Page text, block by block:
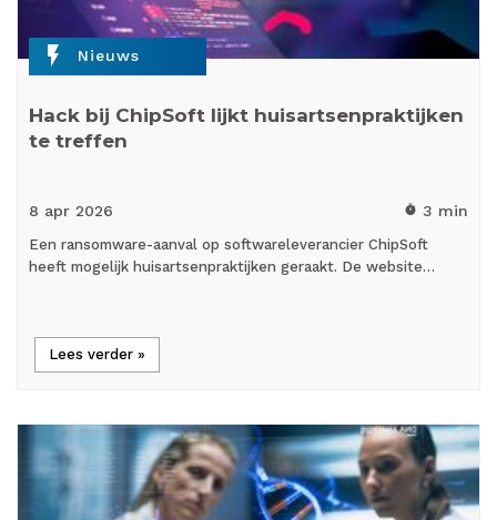
flash_on Nieuws
Hack bij ChipSoft lijkt huisartsenpraktijken
te treffen
8 apr 2026 timer 3 min
Een ransomware-aanval op softwareleverancier ChipSoft
heeft mogelijk huisartsenpraktijken geraakt. De website…
Lees verder »